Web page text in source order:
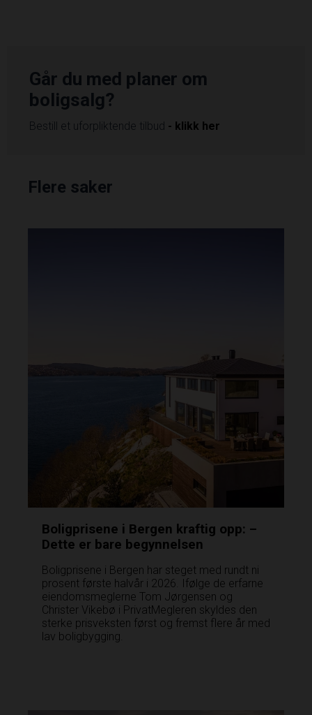
Går du med planer om
boligsalg?
Bestill et uforpliktende tilbud - klikk her
Flere saker
Boligprisene i Bergen kraftig opp: –
Dette er bare begynnelsen
Boligprisene i Bergen har steget med rundt ni
prosent første halvår i 2026. Ifølge de erfarne
eiendomsmeglerne Tom Jørgensen og
Christer Vikebø i PrivatMegleren­ skyldes den
sterke prisveksten først og fremst flere år med
lav boligbygging.